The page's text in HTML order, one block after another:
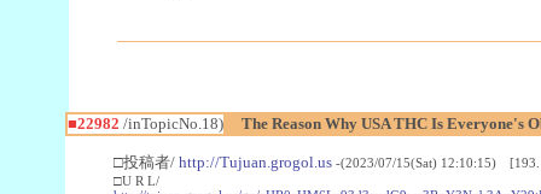
■22982 /inTopicNo.18) The Reason Why USA THC Is Everyone's
□投稿者/ http://Tujuan.grogol.us -(2023/07/15(Sat) 12:10:15)
□U R L/